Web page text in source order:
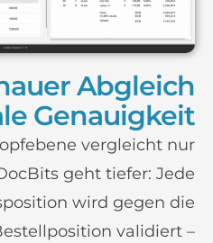
Abgleich
Genauigkeit
vergleicht nur
geht tiefer: Jede
wird gegen die
validiert –